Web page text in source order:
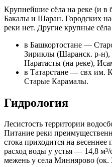
Крупнейшие сёла на реке (и
Бакалы и Шаран. Городских
реки нет. Другие крупные
в Башкортостане —
Зириклы (Шаранск. р-
Наратасты (на реке),
в Татарстане — свх им.
Старые Карамалы.
Гидрология
Лесистость территории
Питание реки
стока приходится на
расход воды у устья — 14,8
межень у села Миннярово (ок.